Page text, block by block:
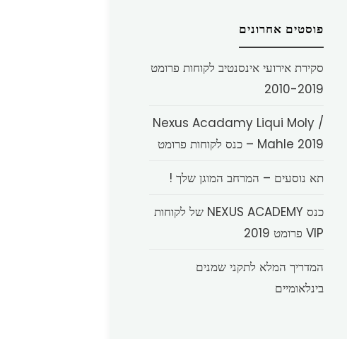
פוסטים אחרונים
סקירת אירועי אינסנטיב לקוחות פרומט
2010-2019
Nexus Acadamy Liqui Moly /
Mahle 2019 – כנס לקוחות פרומט
תא נוסעים – המרחב המוגן שלך !
כנס NEXUS ACADEMY של לקוחות
VIP פרומט 2019
המדריך המלא לתקני שמנים
בינלאומיים